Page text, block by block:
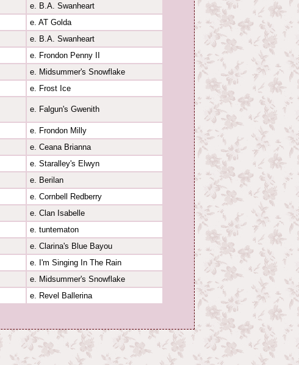
e. B.A. Swanheart
e. AT Golda
e. B.A. Swanheart
e. Frondon Penny II
e. Midsummer's Snowflake
e. Frost Ice
e. Falgun's Gwenith
e. Frondon Milly
e. Ceana Brianna
e. Staralley's Elwyn
e. Berilan
e. Cornbell Redberry
e. Clan Isabelle
e. tuntematon
e. Clarina's Blue Bayou
e. I'm Singing In The Rain
e. Midsummer's Snowflake
e. Revel Ballerina